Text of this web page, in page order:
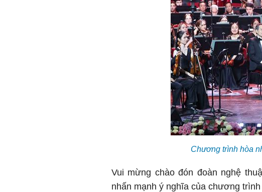
Chương trình hòa
Vui mừng chào đón đoàn nghệ
nhấn mạnh ý nghĩa của chương